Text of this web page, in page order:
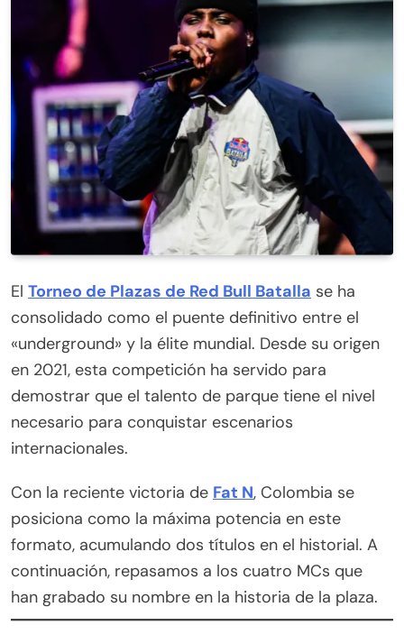
El Torneo de Plazas de Red Bull Batalla se ha
consolidado como el puente definitivo entre el
«underground» y la élite mundial. Desde su origen
en 2021, esta competición ha servido para
demostrar que el talento de parque tiene el nivel
necesario para conquistar escenarios
internacionales.
Con la reciente victoria de Fat N, Colombia se
posiciona como la máxima potencia en este
formato, acumulando dos títulos en el historial. A
continuación, repasamos a los cuatro MCs que
han grabado su nombre en la historia de la plaza.